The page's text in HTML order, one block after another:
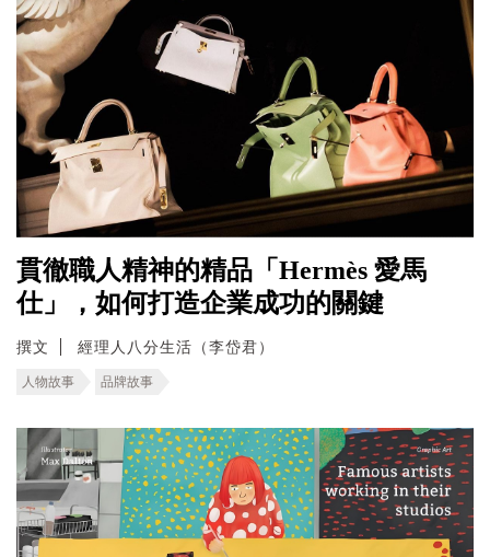
貫徹職人精神的精品「Hermès 愛馬
仕」，如何打造企業成功的關鍵
撰文 經理人八分生活（李岱君）
人物故事 品牌故事